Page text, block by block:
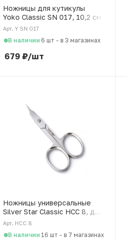
Ножницы для кутикулы
Yoko Classic SN 017, 10,2 см
Арт. Y SN 017
В наличии 6 шт - в 3 магазинах
679 ₽/шт
Ножницы универсальные
Silver Star Classic НСС 8, для
кожи и ногтей
Арт. НСС 8
В наличии 16 шт - в 7 магазинах